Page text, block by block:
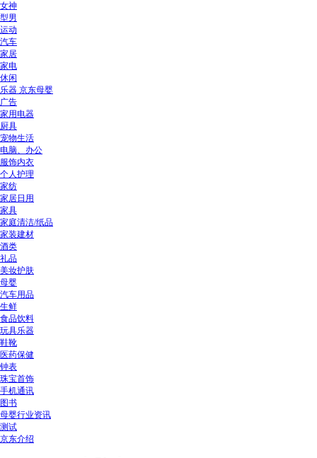
女神
型男
运动
汽车
家居
家电
休闲
乐器 京东母婴
广告
家用电器
厨具
宠物生活
电脑、办公
服饰内衣
个人护理
家纺
家居日用
家具
家庭清洁/纸品
家装建材
酒类
礼品
美妆护肤
母婴
汽车用品
生鲜
食品饮料
玩具乐器
鞋靴
医药保健
钟表
珠宝首饰
手机通讯
图书
母婴行业资讯
测试
京东介绍